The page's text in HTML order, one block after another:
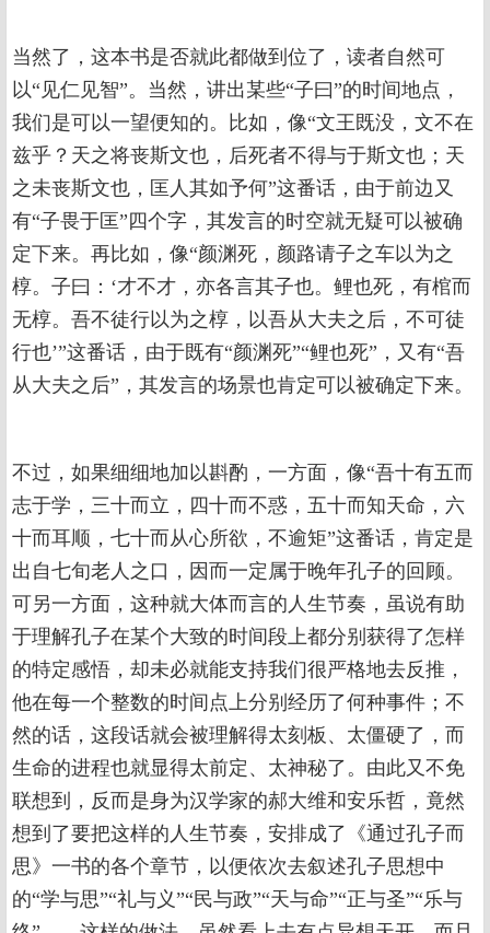
当然了，这本书是否就此都做到位了，读者自然可
以“见仁见智”。当然，讲出某些“子曰”的时间地点，
我们是可以一望便知的。比如，像“文王既没，文不在
兹乎？天之将丧斯文也，后死者不得与于斯文也；天
之未丧斯文也，匡人其如予何”这番话，由于前边又
有“子畏于匡”四个字，其发言的时空就无疑可以被确
定下来。再比如，像“颜渊死，颜路请子之车以为之
椁。子曰：‘才不才，亦各言其子也。鲤也死，有棺而
无椁。吾不徒行以为之椁，以吾从大夫之后，不可徒
行也’”这番话，由于既有“颜渊死”“鲤也死”，又有“吾
从大夫之后”，其发言的场景也肯定可以被确定下来。
不过，如果细细地加以斟酌，一方面，像“吾十有五而
志于学，三十而立，四十而不惑，五十而知天命，六
十而耳顺，七十而从心所欲，不逾矩”这番话，肯定是
出自七旬老人之口，因而一定属于晚年孔子的回顾。
可另一方面，这种就大体而言的人生节奏，虽说有助
于理解孔子在某个大致的时间段上都分别获得了怎样
的特定感悟，却未必就能支持我们很严格地去反推，
他在每一个整数的时间点上分别经历了何种事件；不
然的话，这段话就会被理解得太刻板、太僵硬了，而
生命的进程也就显得太前定、太神秘了。由此又不免
联想到，反而是身为汉学家的郝大维和安乐哲，竟然
想到了要把这样的人生节奏，安排成了《通过孔子而
思》一书的各个章节，以便依次去叙述孔子思想中
的“学与思”“礼与义”“民与政”“天与命”“正与圣”“乐与